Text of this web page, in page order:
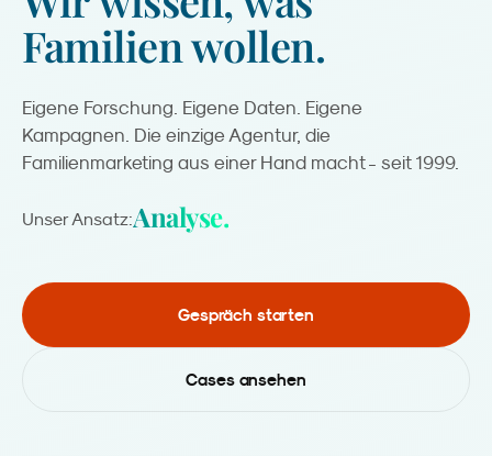
Familienwollen.
Eigene Forschung. Eigene Daten. Eigene
Kampagnen. Die einzige Agentur, die
Familienmarketing aus einer Hand macht - seit 1999.
Unser Ansatz:Analyse.
Gespräch starten
Cases ansehen